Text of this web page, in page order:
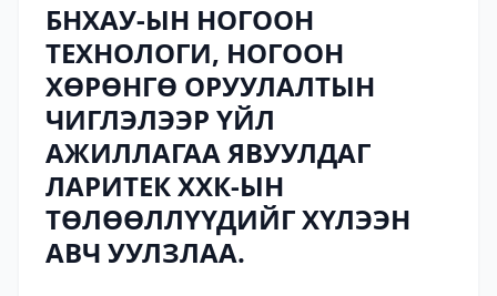
БНХАУ-ЫН НОГООН
ТЕХНОЛОГИ, НОГООН
ХӨРӨНГӨ ОРУУЛАЛТЫН
ЧИГЛЭЛЭЭР ҮЙЛ
АЖИЛЛАГАА ЯВУУЛДАГ
ЛАРИТЕК ХХК-ЫН
ТӨЛӨӨЛЛҮҮДИЙГ ХҮЛЭЭН
АВЧ УУЛЗЛАА.